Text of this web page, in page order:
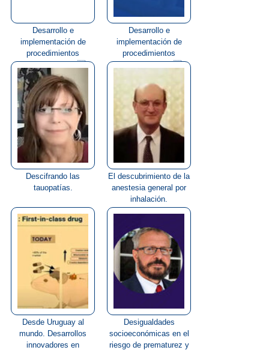
Desarrollo e
implementación de
procedimientos
genómicos para el...
Desarrollo e
implementación de
procedimientos
genómicos para el...
Descifrando las
tauopatías.
El descubrimiento de la
anestesia general por
inhalación.
Desde Uruguay al
mundo. Desarrollos
innovadores en
Desigualdades
socioeconómicas en el
riesgo de prematurez y